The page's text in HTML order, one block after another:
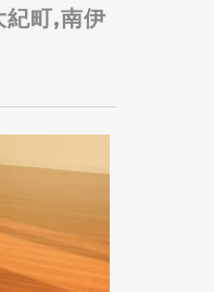
町,南伊